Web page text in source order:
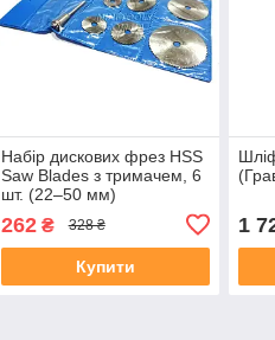
Набір дискових фрез HSS
Saw Blades з тримачем, 6
шт. (22–50 мм)
262₴ 328 ₴
Купити
1